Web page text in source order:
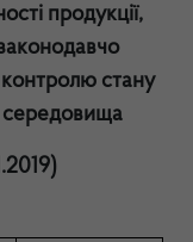
продукції,
контролю стану
середовища